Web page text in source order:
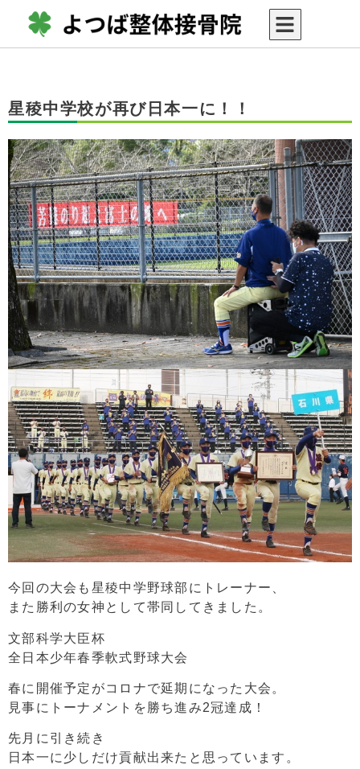
星稜中学校が再び日本一に！！
今回の大会も星稜中学野球部にトレーナー、
また勝利の女神として帯同してきました。
文部科学大臣杯
全日本少年春季軟式野球大会
春に開催予定がコロナで延期になった大会。
見事にトーナメントを勝ち進み2冠達成！
先月に引き続き
日本一に少しだけ貢献出来たと思っています。